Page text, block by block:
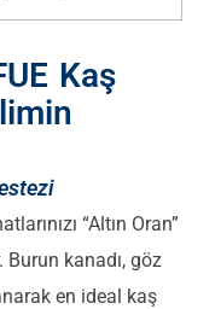
Kaş
“Altın Oran”
kanadı, göz
en ideal kaş